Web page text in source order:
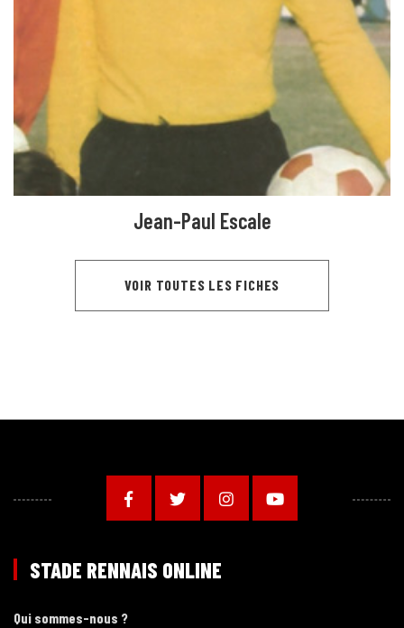
Jean-Paul Escale
VOIR TOUTES LES FICHES
STADE RENNAIS ONLINE
Qui sommes-nous ?